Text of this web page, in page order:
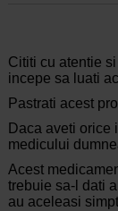
Cititi cu atentie
incepe sa luati
Pastrati acest
Daca aveti orice
medicului
Acest
trebuie sa-l dati
au aceleasi